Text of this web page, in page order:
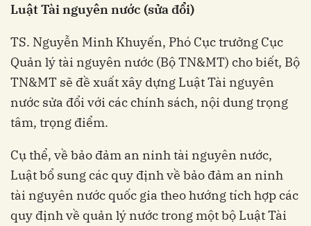
Luật Tài nguyên nước (sửa đổi)
TS. Nguyễn Minh Khuyến, Phó Cục trưởng Cục
Quản lý tài nguyên nước (Bộ TN&MT) cho biết, Bộ
TN&MT sẽ đề xuất xây dựng Luật Tài nguyên
nước sửa đổi với các chính sách, nội dung trọng
tâm, trọng điểm.
Cụ thể, về bảo đảm an ninh tài nguyên nước,
Luật bổ sung các quy định về bảo đảm an ninh
tài nguyên nước quốc gia theo hướng tích hợp các
quy định về quản lý nước trong một bộ Luật Tài